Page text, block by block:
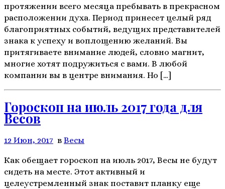
протяжении всего месяца пребывать в прекрасном
расположении духа. Период принесет целый ряд
благоприятных событий, ведущих представителей
знака к успеху и воплощению желаний. Вы
притягиваете внимание людей, словно магнит,
многие хотят подружиться с вами. В любой
компании вы в центре внимания. Но […]
Гороскоп на июль 2017 года для
Весов
12 Июн, 2017 в Весы
Как обещает гороскоп на июль 2017, Весы не будут
сидеть на месте. Этот активный и
целеустремленный знак поставит планку еще